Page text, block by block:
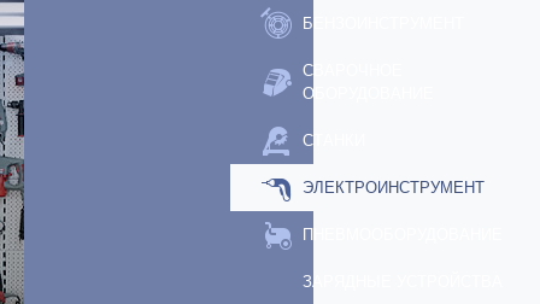
БЕНЗОИНСТРУМЕНТ
СВАРОЧНОЕ
ОБОРУДОВАНИЕ
СТАНКИ
ЭЛЕКТРОИНСТРУМЕНТ
ПНЕВМООБОРУДОВАНИЕ
ЗАРЯДНЫЕ УСТРОЙСТВА